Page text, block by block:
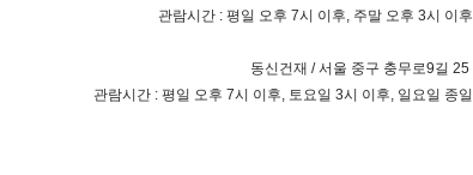
관람시간 : 평일 오후 7시 이후, 주말 오후 3시 이후
동신건재 / 서울 중구 충무로9길 25
관람시간 : 평일 오후 7시 이후, 토요일 3시 이후, 일요일 종일